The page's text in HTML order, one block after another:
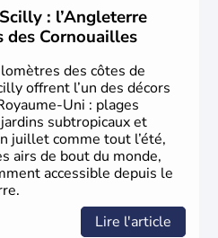
nations constitutives du
de plus de 50 millions
constitue à elle seule, près de
Le pays s’est créé au
nom desAngles
terres. Première démocratie
doit son développement à
siècle.
: l’Angleterre
des Cornouailles
des côtes de
offrent l’un des décors
Uni : plages
subtropicaux et
juillet comme tout l’été,
airs de bout du monde,
accessible depuis le
Lire l'article